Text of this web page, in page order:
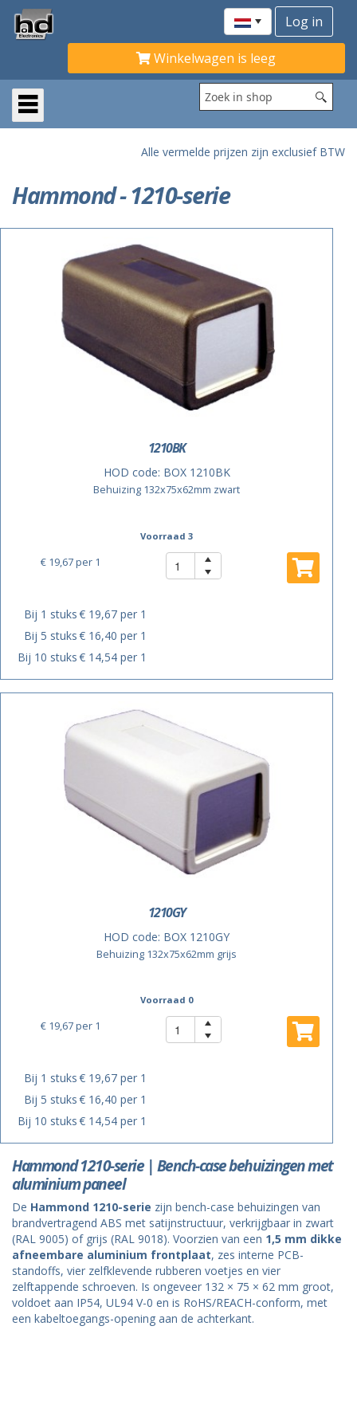
Winkelwagen is leeg
Alle vermelde prijzen zijn exclusief BTW
Hammond - 1210-serie
Hammond 1210-serie | Bench-case behuizingen met
aluminium paneel
De Hammond 1210-serie zijn bench-case behuizingen van
brandvertragend ABS met satijnstructuur, verkrijgbaar in zwart
(RAL 9005) of grijs (RAL 9018). Voorzien van een 1,5 mm dikke
afneembare aluminium frontplaat, zes interne PCB-
standoffs, vier zelfklevende rubberen voetjes en vier
zelftappende schroeven. Is ongeveer 132 × 75 × 62 mm groot,
voldoet aan IP54, UL94 V-0 en is RoHS/REACH-conform, met
een kabeltoegangs-opening aan de achterkant.
1210BK
HOD code: BOX 1210BK
Behuizing 132x75x62mm zwart
Voorraad 3
€ 19,67per 1
Bij 1 stuks€ 19,67 per 1
Bij 5 stuks€ 16,40 per 1
Bij 10 stuks€ 14,54 per 1
1210GY
HOD code: BOX 1210GY
Behuizing 132x75x62mm grijs
Voorraad 0
€ 19,67per 1
Bij 1 stuks€ 19,67 per 1
Bij 5 stuks€ 16,40 per 1
Bij 10 stuks€ 14,54 per 1